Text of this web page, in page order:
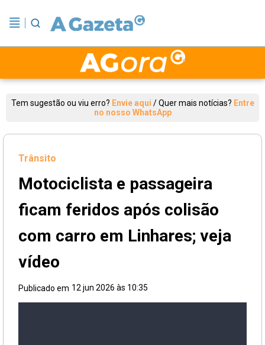
Tem sugestão ou viu erro? Envie aqui /Quer mais notícias? Entre
no nosso WhatsApp
Trânsito
Motociclista e passageira
ficam feridos após colisão
com carro em Linhares; veja
vídeo
Publicado em 12 jun 2026 às 10:35